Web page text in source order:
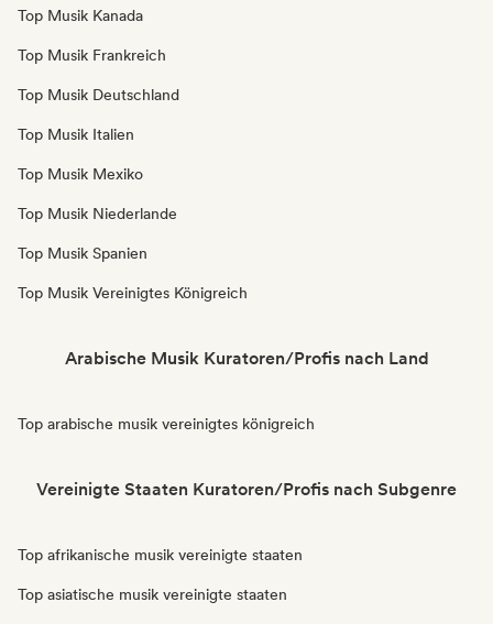
Top Musik Kanada
Top Musik Frankreich
Top Musik Deutschland
Top Musik Italien
Top Musik Mexiko
Top Musik Niederlande
Top Musik Spanien
Top Musik Vereinigtes Königreich
Arabische Musik Kuratoren/Profis nach Land
Top arabische musik vereinigtes königreich
Vereinigte Staaten Kuratoren/Profis nach Subgenre
Top afrikanische musik vereinigte staaten
Top asiatische musik vereinigte staaten